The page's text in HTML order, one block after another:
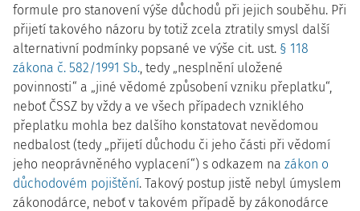
formule pro stanovení výše důchodů při jejich souběhu. Při
přijetí takového názoru by totiž zcela ztratily smysl další
alternativní podmínky popsané ve výše cit. ust. § 118
zákona č. 582/1991 Sb., tedy „nesplnění uložené
povinnosti“ a „jiné vědomé způsobení vzniku přeplatku“,
neboť ČSSZ by vždy a ve všech případech vzniklého
přeplatku mohla bez dalšího konstatovat nevědomou
nedbalost (tedy „přijetí důchodu či jeho části při vědomí
jeho neoprávněného vyplacení“) s odkazem na zákon o
důchodovém pojištění. Takový postup jistě nebyl úmyslem
zákonodárce, neboť v takovém případě by zákonodárce